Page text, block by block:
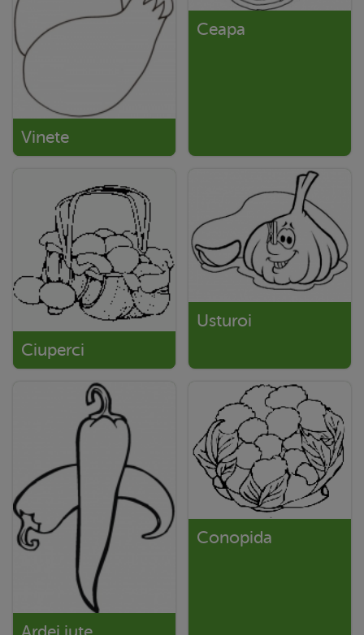
Vinete
Ceapa
Ciuperci
Usturoi
Conopida